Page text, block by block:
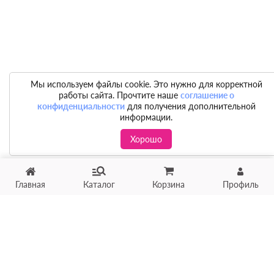
Главная Каталог Корзина Профиль
Мы используем файлы cookie. Это нужно для корректной
работы сайта. Прочтите наше соглашение о
конфиденциальностидля получения дополнительной
информации.
Хорошо